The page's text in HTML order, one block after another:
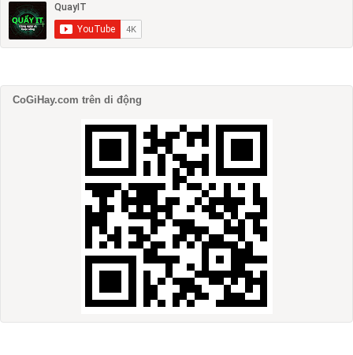
CoGiHay.com trên di động